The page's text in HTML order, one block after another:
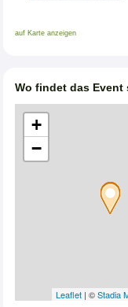
auf Karte anzeigen
Wo findet das Event
+
−
Leaflet | ©Stadia